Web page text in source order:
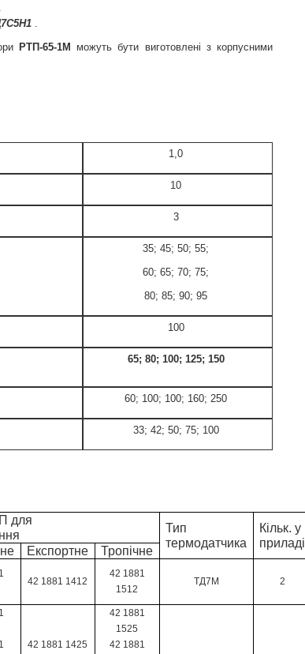
РТП-65-1М можуть бути виготовлені з корпусними
1,0
10
3
35; 45; 50; 55;
60; 65; 70; 75;
80; 85; 90; 95
100
65; 80; 100; 125; 150
60; 100; 100; 160; 250
33; 42; 50; 75; 100
для
Тип
термодатчика
Кільк. у
приладі
Експортне Тропічне
42 1881 1412
42 1881
1512
ТД7М 2
42 1881 1425
42 1881
1525
42 1881